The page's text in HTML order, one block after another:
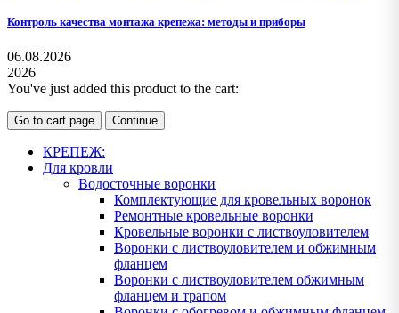
Контроль качества монтажа крепежа: методы и приборы
06.08.2026
2026
You've just added this product to the cart:
Go to cart page Continue
КРЕПЕЖ:
Для кровли
Водосточные воронки
Комплектующие для кровельных воронок
Ремонтные кровельные воронки
Кровельные воронки с листвоуловителем
Воронки с листвоуловителем и обжимным
фланцем
Воронки с листвоуловителем обжимным
фланцем и трапом